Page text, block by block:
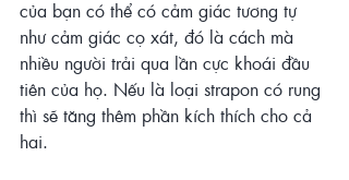
của bạn có thể có cảm giác tương tự
như cảm giác cọ xát, đó là cách mà
nhiều người trải qua lần cực khoái đầu
tiên của họ. Nếu là loại strapon có rung
thì sẽ tăng thêm phần kích thích cho cả
hai.